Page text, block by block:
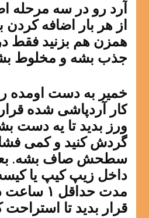
آرد رو در سه مرحله
از هر بار اضافه کردن
همزن هم بزنید فقط
جذب بشه و مخلوط
خمیر به دست
کار آردپاشی شده
ورز بدید تا یه دست
گردش کنید و کمی
سطحش صاف بشه.
داخل زیپ کیپ یا
مدت حداقل
قرار بدید تا استراحت